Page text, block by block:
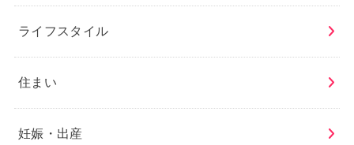
ライフスタイル
住まい
妊娠・出産